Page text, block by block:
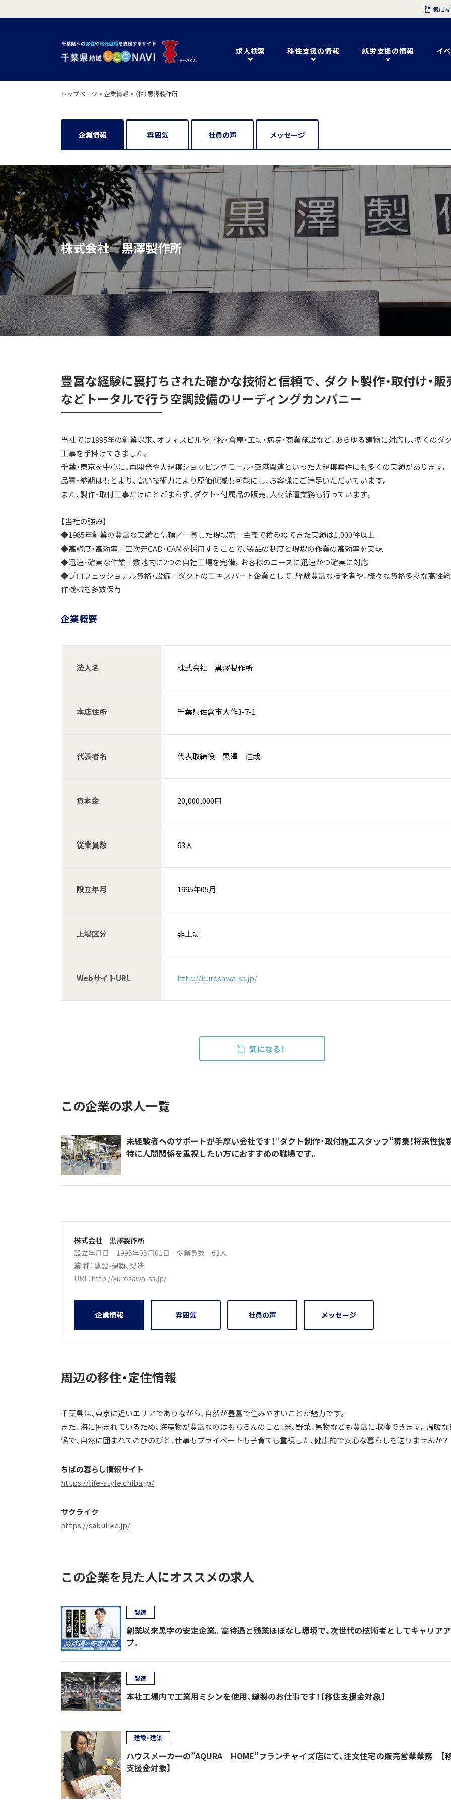
求人検索 移住支援の情報 就労支援の情報 イ
気に
トップページ > 企業情報 > （株）黒澤製作所
企業情報 雰囲気 社員の声 メッセージ
株式会社 黒澤製作所
豊富な経験に裏打ちされた確かな技術と信頼で、 ダクト製作・取付け・販
などトータルで行う空調設備のリーディングカンパニー
当社では1995年の創業以来、オフィスビルや学校・倉庫・工場・病院・商業施設など、あらゆる建物に対応し、多くのダ
工事を手掛けてきました。
千葉・東京を中心に、再開発や大規模ショッピングモール・空港関連といった大規模案件にも多くの実績があります。
品質・納期はもとより、高い技術力により原価低減も可能にし、お客様にご満足いただいています。
また、製作・取付工事だけにとどまらず、ダクト・付属品の販売、人材派遣業務も行っています。
【当社の強み】
◆1985年創業の豊富な実績と信頼／一貫した現場第一主義で積みねてきた実績は1,000件以上
◆高精度・高効率／三次元CAD・CAMを採用することで、製品の制度と現場の作業の高効率を実現
◆迅速・確実な作業／敷地内に2つの自社工場を完備。お客様のニーズに迅速かつ確実に対応
◆プロフェッショナル資格・設備／ダクトのエキスパート企業として、経験豊富な技術者や、様々な資格多彩な高性
作機械を多数保有
企業概要
法人名 株式会社 黒澤製作所
本店住所 千葉県佐倉市大作3-7-1
代表者名 代表取締役 黒澤 達哉
資本金 20,000,000円
従業員数 63人
設立年月 1995年05月
上場区分 非上場
WebサイトURL http://kurosawa-ss.jp/
気になる！
この企業の求人一覧
未経験者へのサポートが手厚い会社です！“ダクト制作・取付施工スタッフ”募集！将来性抜
特に人間関係を重視したい方におすすめの職場です。
株式会社 黒澤製作所
設立年月日 1995年05月01日 従業員数 63人
業 種： 建設・建築、 製造
URL：http://kurosawa-ss.jp/
企業情報 雰囲気 社員の声 メッセージ
周辺の移住・定住情報
千葉県は、東京に近いエリアでありながら、自然が豊富で住みやすいことが魅力です。
また、海に囲まれているため、海産物が豊富なのはもちろんのこと、米、野菜、果物なども豊富に収穫できます。温暖
候で、自然に囲まれてのびのびと、仕事もプライベートも子育ても重視した、健康的で安心な暮らしを送りませんか？
ちばの暮らし情報サイト
https://life-style.chiba.jp/
サクライク
https://sakulike.jp/
この企業を見た人にオススメの求人
創業以来黒字の安定企業。高待遇と残業ほぼなし環境で、次世代の技術者としてキャリア
プ。
製造
本社工場内で工業用ミシンを使用、縫製のお仕事です！【移住支援金対象】
製造
ハウスメーカーの”AQURA HOME”フランチャイズ店にて、注文住宅の販売営業業務 【
支援金対象】
建設・建築